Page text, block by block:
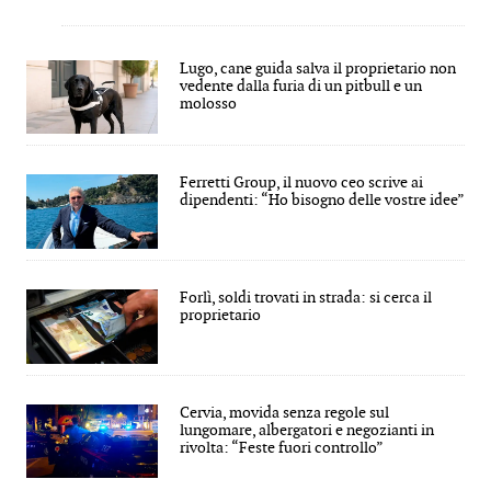
Lugo, cane guida salva il proprietario non
vedente dalla furia di un pitbull e un
molosso
Ferretti Group, il nuovo ceo scrive ai
dipendenti: “Ho bisogno delle vostre idee”
Forlì, soldi trovati in strada: si cerca il
proprietario
Cervia, movida senza regole sul
lungomare, albergatori e negozianti in
rivolta: “Feste fuori controllo”